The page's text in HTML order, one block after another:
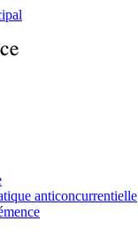
anticoncurrentielle